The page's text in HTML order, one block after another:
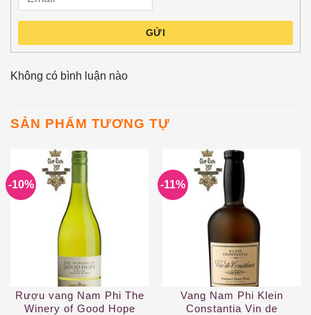
GỬI
Không có bình luận nào
SẢN PHẨM TƯƠNG TỰ
-10%
Rượu vang Nam Phi The
Winery of Good Hope
-11%
Vang Nam Phi Klein
Constantia Vin de